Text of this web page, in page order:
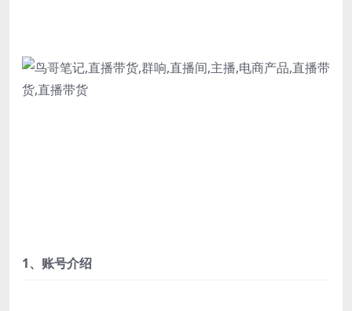
1、账号介绍